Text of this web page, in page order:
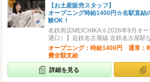
【お土産販売スタッフ】
オープニング時給1400円☆名駅直結
験OK！
名鉄商店MEICHIKA※2026年9月オ
通口）】近鉄名古屋線 近鉄名古屋駅
オープニング：時給1400円 通常：
費全額支給
詳細を見る